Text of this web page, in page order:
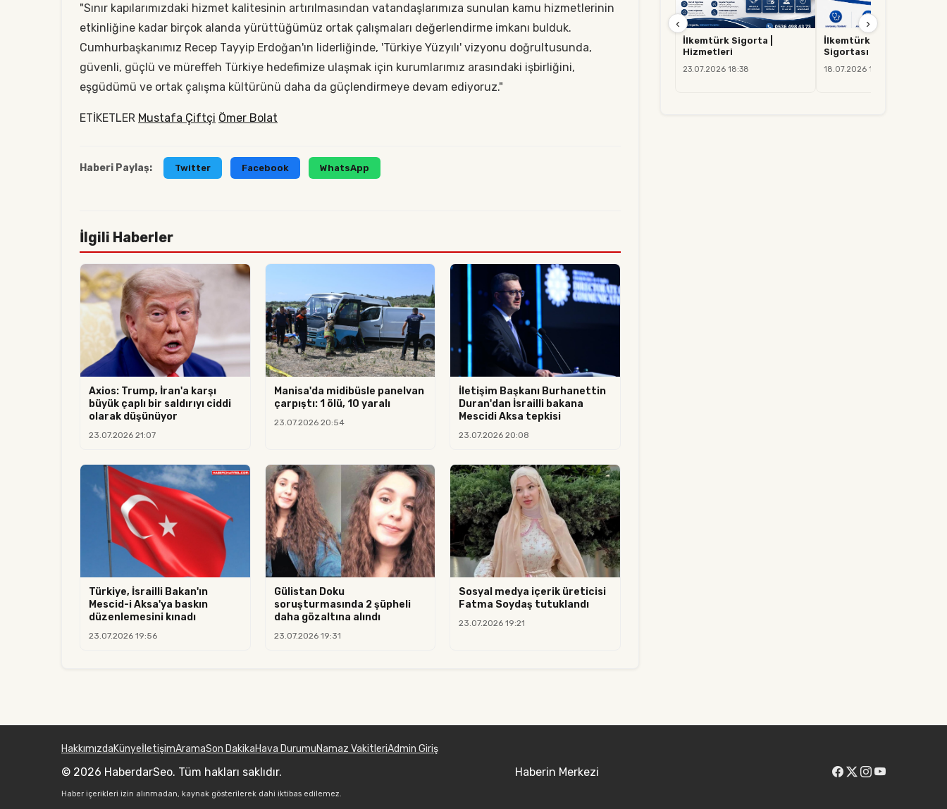
"Sınır kapılarımızdaki hizmet kalitesinin artırılmasından vatandaşlarımıza sunulan kamu hizmetlerinin
etkinliğine kadar birçok alanda yürüttüğümüz ortak çalışmaları değerlendirme imkanı bulduk.
Cumhurbaşkanımız Recep Tayyip Erdoğan'ın liderliğinde, 'Türkiye Yüzyılı' vizyonu doğrultusunda,
güvenli, güçlü ve müreffeh Türkiye hedefimize ulaşmak için kurumlarımız arasındaki işbirliğini,
eşgüdümü ve ortak çalışma kültürünü daha da güçlendirmeye devam ediyoruz."
ETİKETLER Mustafa Çiftçi Ömer Bolat
Haberi Paylaş: Twitter Facebook WhatsApp
İlgili Haberler
Axios: Trump, İran'a karşı
büyük çaplı bir saldırıyı ciddi
olarak düşünüyor
23.07.2026 21:07
Manisa'da midibüsle panelvan
çarpıştı: 1 ölü, 10 yaralı
23.07.2026 20:54
İletişim Başkanı Burhanettin
Duran'dan İsrailli bakana
Mescidi Aksa tepkisi
23.07.2026 20:08
Türkiye, İsrailli Bakan'ın
Mescid-i Aksa'ya baskın
düzenlemesini kınadı
23.07.2026 19:56
Gülistan Doku
soruşturmasında 2 şüpheli
daha gözaltına alındı
23.07.2026 19:31
Sosyal medya içerik üreticisi
Fatma Soydaş tutuklandı
23.07.2026 19:21
İlkemtürk Sigorta |
Hizmetleri
23.07.2026 18:38
İlkemtürk Sigorta | Sağlık
Sigortası
18.07.2026 14:37
‹ ›
HakkımızdaKünyeİletişimAramaSon DakikaHava DurumuNamaz VakitleriAdmin Giriş
© 2026 HaberdarSeo. Tüm hakları saklıdır. Haberin Merkezi
Haber içerikleri izin alınmadan, kaynak gösterilerek dahi iktibas edilemez.